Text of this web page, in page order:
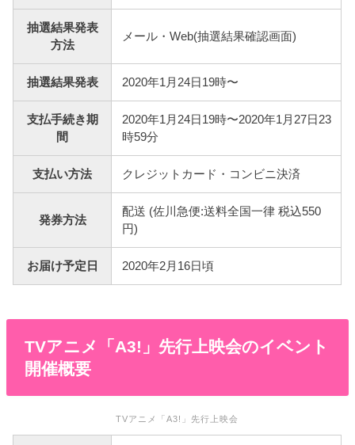
抽選結果発表
方法
メール・Web(抽選結果確認画面)
抽選結果発表 2020年1月24日19時〜
支払手続き期
間
2020年1月24日19時〜2020年1月27日23
時59分
支払い方法 クレジットカード・コンビニ決済
発券方法
配送 (佐川急便:送料全国一律 税込550
円)
お届け予定日 2020年2月16日頃
TVアニメ「A3!」先行上映会のイベント
開催概要
TVアニメ「A3!」先行上映会